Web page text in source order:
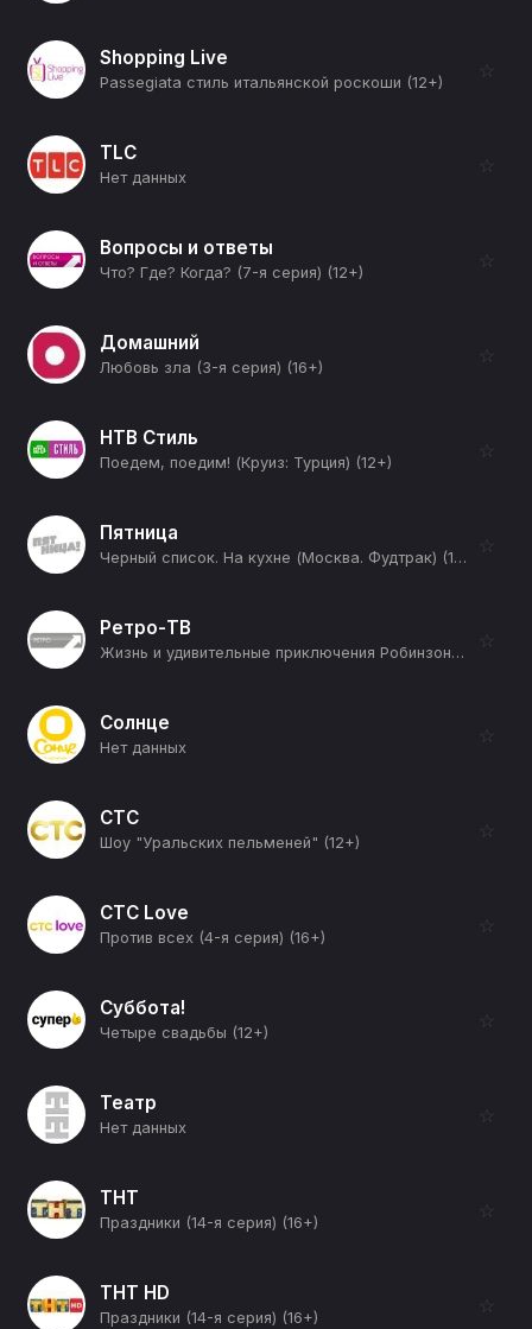
Shopping Live
Passegiata стиль итальянской роскоши (12+)
☆
TLC
Нет данных
☆
Вопросы и ответы
Что? Где? Когда? (7-я серия) (12+)
☆
Домашний
Любовь зла (3-я серия) (16+)
☆
НТВ Стиль
Поедем, поедим! (Круиз: Турция) (12+)
☆
Пятница
Черный список. На кухне (Москва. Фудтрак) (12+)
☆
Ретро-ТВ
Жизнь и удивительные приключения Робинзона Крузо (12+)
☆
Солнце
Нет данных
☆
СТС
Шоу "Уральских пельменей" (12+)
☆
СТС Love
Против всех (4-я серия) (16+)
☆
Суббота!
Четыре свадьбы (12+)
☆
Театр
Нет данных
☆
ТНТ
Праздники (14-я серия) (16+)
☆
ТНТ HD
Праздники (14-я серия) (16+)
☆